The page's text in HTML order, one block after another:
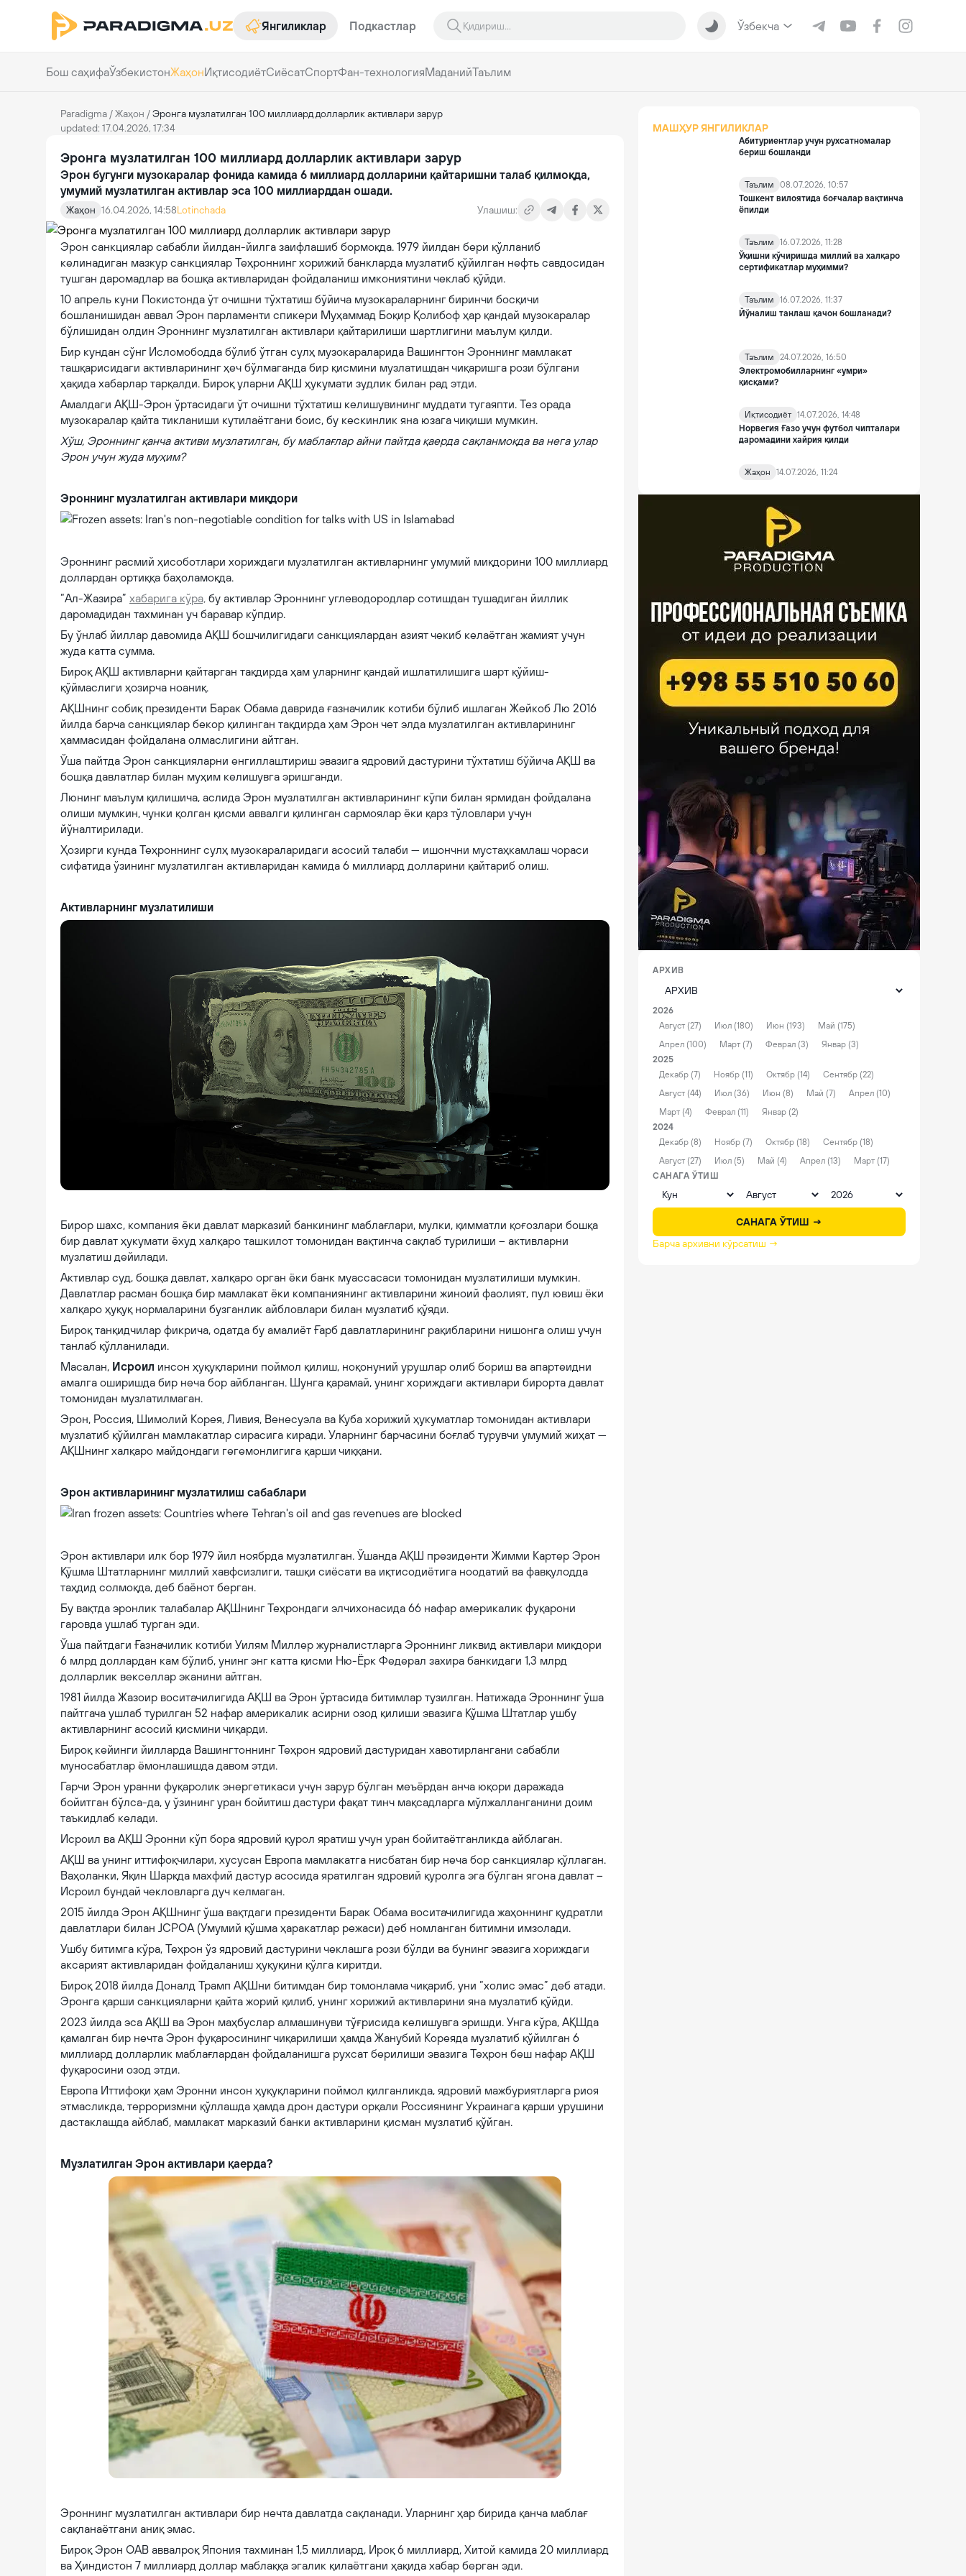
Янгиликлар Подкастлар Ўзбекча
Бош саҳифаЎзбекистонЖаҳонИқтисодиётСиёсатСпортФан-технологияМаданийТаълим
Paradigma /Жаҳон /Эронга музлатилган 100 миллиард долларлик активлари зарур
updated: 17.04.2026, 17:34
Эронга музлатилган 100 миллиард долларлик активлари зарур
Эрон бугунги музокаралар фонида камида 6 миллиард долларини қайтаришни талаб қилмоқда,
умумий музлатилган активлар эса 100 миллиарддан ошади.
Жаҳон 16.04.2026, 14:58Lotinchada Улашиш:
Эрон санкциялар сабабли йилдан-йилга заифлашиб бормоқда. 1979 йилдан бери қўлланиб
келинадиган мазкур санкциялар Теҳроннинг хорижий банкларда музлатиб қўйилган нефть савдосидан
тушган даромадлар ва бошқа активларидан фойдаланиш имкониятини чеклаб қўйди.
10 апрель куни Покистонда ўт очишни тўхтатиш бўйича музокараларнинг биринчи босқичи
бошланишидан аввал Эрон парламенти спикери Муҳаммад Боқир Қолибоф ҳар қандай музокаралар
бўлишидан олдин Эроннинг музлатилган активлари қайтарилиши шартлигини маълум қилди.
Бир кундан сўнг Исломободда бўлиб ўтган сулҳ музокараларида Вашингтон Эроннинг мамлакат
ташқарисидаги активларининг ҳеч бўлмаганда бир қисмини музлатишдан чиқаришга рози бўлгани
ҳақида хабарлар тарқалди. Бироқ уларни АҚШ ҳукумати зудлик билан рад этди.
Амалдаги АҚШ-Эрон ўртасидаги ўт очишни тўхтатиш келишувининг муддати тугаяпти. Тез орада
музокаралар қайта тикланиши кутилаётгани боис, бу кескинлик яна юзага чиқиши мумкин.
Хўш, Эроннинг қанча активи музлатилган, бу маблағлар айни пайтда қаерда сақланмоқда ва нега улар
Эрон учун жуда муҳим?
Эроннинг музлатилган активлари миқдори
Эроннинг расмий ҳисоботлари хориждаги музлатилган активларнинг умумий миқдорини 100 миллиард
доллардан ортиққа баҳоламоқда.
“Ал-Жазира” хабарига кўра, бу активлар Эроннинг углеводородлар сотишдан тушадиган йиллик
даромадидан тахминан уч баравар кўпдир.
Бу ўнлаб йиллар давомида АҚШ бошчилигидаги санкциялардан азият чекиб келаётган жамият учун
жуда катта сумма.
Бироқ АҚШ активларни қайтарган тақдирда ҳам уларнинг қандай ишлатилишига шарт қўйиш-
қўймаслиги ҳозирча ноаниқ.
АҚШнинг собиқ президенти Барак Обама даврида ғазначилик котиби бўлиб ишлаган Жейкоб Лю 2016
йилда барча санкциялар бекор қилинган тақдирда ҳам Эрон чет элда музлатилган активларининг
ҳаммасидан фойдалана олмаслигини айтган.
Ўша пайтда Эрон санкцияларни енгиллаштириш эвазига ядровий дастурини тўхтатиш бўйича АҚШ ва
бошқа давлатлар билан муҳим келишувга эришганди.
Люнинг маълум қилишича, аслида Эрон музлатилган активларининг кўпи билан ярмидан фойдалана
олиши мумкин, чунки қолган қисми аввалги қилинган сармоялар ёки қарз тўловлари учун
йўналтирилади.
Ҳозирги кунда Теҳроннинг сулҳ музокараларидаги асосий талаби — ишончни мустаҳкамлаш чораси
сифатида ўзининг музлатилган активларидан камида 6 миллиард долларини қайтариб олиш.
Активларнинг музлатилиши
Бирор шахс, компания ёки давлат марказий банкининг маблағлари, мулки, қимматли қоғозлари бошқа
бир давлат ҳукумати ёхуд халқаро ташкилот томонидан вақтинча сақлаб турилиши – активларни
музлатиш дейилади.
Активлар суд, бошқа давлат, халқаро орган ёки банк муассасаси томонидан музлатилиши мумкин.
Давлатлар расман бошқа бир мамлакат ёки компаниянинг активларини жиноий фаолият, пул ювиш ёки
халқаро ҳуқуқ нормаларини бузганлик айбловлари билан музлатиб қўяди.
Бироқ танқидчилар фикрича, одатда бу амалиёт Ғарб давлатларининг рақибларини нишонга олиш учун
танлаб қўлланилади.
Масалан, Исроил инсон ҳуқуқларини поймол қилиш, ноқонуний урушлар олиб бориш ва апартеидни
амалга оширишда бир неча бор айбланган. Шунга қарамай, унинг хориждаги активлари бирорта давлат
томонидан музлатилмаган.
Эрон, Россия, Шимолий Корея, Ливия, Венесуэла ва Куба хорижий ҳукуматлар томонидан активлари
музлатиб қўйилган мамлакатлар сирасига киради. Уларнинг барчасини боғлаб турувчи умумий жиҳат —
АҚШнинг халқаро майдондаги гегемонлигига қарши чиққани.
Эрон активларининг музлатилиш сабаблари
Эрон активлари илк бор 1979 йил ноябрда музлатилган. Ўшанда АҚШ президенти Жимми Картер Эрон
Қўшма Штатларнинг миллий хавфсизлиги, ташқи сиёсати ва иқтисодиётига ноодатий ва фавқулодда
таҳдид солмоқда, деб баёнот берган.
Бу вақтда эронлик талабалар АҚШнинг Теҳрондаги элчихонасида 66 нафар америкалик фуқарони
гаровда ушлаб турган эди.
Ўша пайтдаги Ғазначилик котиби Уилям Миллер журналистларга Эроннинг ликвид активлари миқдори
6 млрд доллардан кам бўлиб, унинг энг катта қисми Ню-Ёрк Федерал захира банкидаги 1,3 млрд
долларлик векселлар эканини айтган.
1981 йилда Жазоир воситачилигида АҚШ ва Эрон ўртасида битимлар тузилган. Натижада Эроннинг ўша
пайтгача ушлаб турилган 52 нафар америкалик асирни озод қилиши эвазига Қўшма Штатлар ушбу
активларнинг асосий қисмини чиқарди.
Бироқ кейинги йилларда Вашингтоннинг Теҳрон ядровий дастуридан хавотирлангани сабабли
муносабатлар ёмонлашишда давом этди.
Гарчи Эрон уранни фуқаролик энергетикаси учун зарур бўлган меъёрдан анча юқори даражада
бойитган бўлса-да, у ўзининг уран бойитиш дастури фақат тинч мақсадларга мўлжалланганини доим
таъкидлаб келади.
Исроил ва АҚШ Эронни кўп бора ядровий қурол яратиш учун уран бойитаётганликда айблаган.
АҚШ ва унинг иттифоқчилари, хусусан Европа мамлакатга нисбатан бир неча бор санкциялар қўллаган.
Ваҳоланки, Яқин Шарқда махфий дастур асосида яратилган ядровий қуролга эга бўлган ягона давлат –
Исроил бундай чекловларга дуч келмаган.
2015 йилда Эрон АҚШнинг ўша вақтдаги президенти Барак Обама воситачилигида жаҳоннинг қудратли
давлатлари билан JCPOA (Умумий қўшма ҳаракатлар режаси) деб номланган битимни имзолади.
Ушбу битимга кўра, Теҳрон ўз ядровий дастурини чеклашга рози бўлди ва бунинг эвазига хориждаги
аксарият активларидан фойдаланиш ҳуқуқини қўлга киритди.
Бироқ 2018 йилда Доналд Трамп АҚШни битимдан бир томонлама чиқариб, уни “холис эмас” деб атади.
Эронга қарши санкцияларни қайта жорий қилиб, унинг хорижий активларини яна музлатиб қўйди.
2023 йилда эса АҚШ ва Эрон маҳбуслар алмашинуви тўғрисида келишувга эришди. Унга кўра, АҚШда
қамалган бир нечта Эрон фуқаросининг чиқарилиши ҳамда Жанубий Кореяда музлатиб қўйилган 6
миллиард долларлик маблағлардан фойдаланишга рухсат берилиши эвазига Теҳрон беш нафар АҚШ
фуқаросини озод этди.
Европа Иттифоқи ҳам Эронни инсон ҳуқуқларини поймол қилганликда, ядровий мажбуриятларга риоя
этмасликда, терроризмни қўллашда ҳамда дрон дастури орқали Россиянинг Украинага қарши урушини
дастаклашда айблаб, мамлакат марказий банки активларини қисман музлатиб қўйган.
Музлатилган Эрон активлари қаерда?
Эроннинг музлатилган активлари бир нечта давлатда сақланади. Уларнинг ҳар бирида қанча маблағ
сақланаётгани аниқ эмас.
Бироқ Эрон ОАВ аввалроқ Япония тахминан 1,5 миллиард, Ироқ 6 миллиард, Хитой камида 20 миллиард
ва Ҳиндистон 7 миллиард доллар маблаққа эгалик қилаётгани ҳақида хабар берган эди.
МАШҲУР ЯНГИЛИКЛАР
Абитуриентлар учун рухсатномалар
бериш бошланди
Таълим
08.07.2026, 10:57
Тошкент вилоятида боғчалар вақтинча
ёпилди
Таълим
16.07.2026, 11:28
Ўқишни кўчиришда миллий ва халқаро
сертификатлар муҳимми?
Таълим
16.07.2026, 11:37
Йўналиш танлаш қачон бошланади?
Таълим
24.07.2026, 16:50
Электромобилларнинг «умри»
қисқами?
Иқтисодиёт 14.07.2026, 14:48
Норвегия Ғазо учун футбол чипталари
даромадини хайрия қилди
Жаҳон 14.07.2026, 11:24
АРХИВ
2026
Август (27)
Июл (180) Июн (193)
Май (175)
Апрел (100)
Март (7) Феврал (3)
Январ (3)
2025
Декабр (7)
Ноябр (11) Октябр (14)
Сентябр (22)
Август (44)
Июл (36) Июн (8) Май (7)
Апрел (10)
Март (4)
Феврал (11)
Январ (2)
2024
Декабр (8)
Ноябр (7) Октябр (18)
Сентябр (18)
Август (27)
Июл (5) Май (4) Апрел (13)
Март (17)
САНАГА ЎТИШ
САНАГА ЎТИШ →
Барча архивни кўрсатиш →